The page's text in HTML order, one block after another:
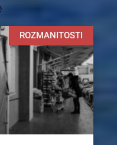
ROZMANITOSTI